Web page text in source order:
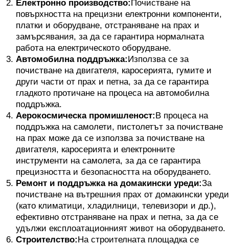
Електронно производство:Почистване на
повърхността на прецизни електронни компоненти,
платки и оборудване, отстраняване на прах и
замърсявания, за да се гарантира нормалната
работа на електрическото оборудване.
Автомобилна поддръжка:Използва се за
почистване на двигателя, каросерията, гумите и
други части от прах и петна, за да се гарантира
гладкото протичане на процеса на автомобилна
поддръжка.
Аерокосмическа промишленост:В процеса на
поддръжка на самолети, пистолетът за почистване
на прах може да се използва за почистване на
двигателя, каросерията и електронните
инструменти на самолета, за да се гарантира
прецизността и безопасността на оборудването.
Ремонт и поддръжка на домакински уреди:За
почистване на вътрешния прах от домакински уреди
(като климатици, хладилници, телевизори и др.),
ефективно отстраняване на прах и петна, за да се
удължи експлоатационният живот на оборудването.
Строителство:На строителната площадка се